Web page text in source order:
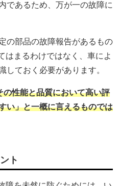
であるため、万が一の故障に
の部品の故障報告があるもの
はまるわけではなく、車によ
しておく必要があります。
性能と品質において高い評
い」と一概に言えるものでは
ト